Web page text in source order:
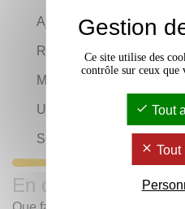
Ajuster la taille du texte
Raccourcis clavier
Modules supplémentaires
Urgences
SOS Inscriptions
En cas d'urgence
Gestion
Ce site utilise des
contrôle sur ceux que
Tout
Tout